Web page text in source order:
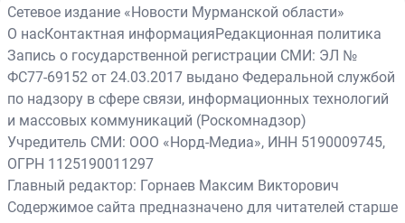
Сетевое издание «Новости Мурманской области»
О насКонтактная информацияРедакционная политика
Запись о государственной регистрации СМИ: ЭЛ №
ФС77-69152 от 24.03.2017 выдано Федеральной службой
по надзору в сфере связи, информационных технологий
и массовых коммуникаций (Роскомнадзор)
Учредитель СМИ: ООО «Норд-Медиа», ИНН 5190009745,
ОГРН 1125190011297
Главный редактор: Горнаев Максим Викторович
Содержимое сайта предназначено для читателей старше